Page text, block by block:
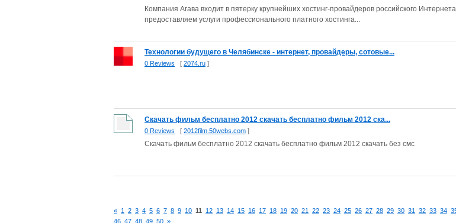
Компания Агава входит в пятерку крупнейших хостинг-провайдеров российского
предоставляем услуги профессионального платного хостинга...
Технологии будущего в Челябинске - интернет, провайдеры, сотовые...
0 Reviews [ 2074.ru ]
Скачать фильм бесплатно 2012 скачать бесплатно фильм 2012 ска...
0 Reviews [ 2012film.50webs.com ]
Скачать фильм бесплатно 2012 скачать бесплатно фильм 2012 скачать без смс
« 1 2 3 4 5 6 7 8 9 10 11 12 13 14 15 16 17 18 19 20 21 22 23 24 25 26 27 28 29 30 31 32 33 34
46 47 48 49 50 »